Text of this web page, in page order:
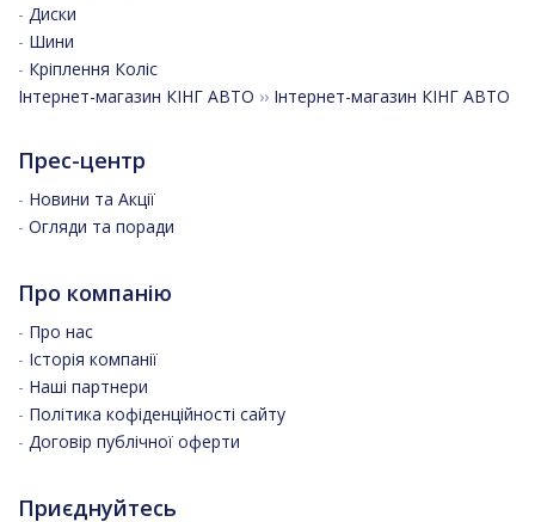
- Диски
- Шини
- Кріплення Коліс
Інтернет-магазин КІНГ АВТО ›› Інтернет-магазин КІНГ АВТО
Прес-центр
- Новини та Акції
- Огляди та поради
Про компанію
- Про нас
- Історія компанії
- Наші партнери
- Політика кофіденційності сайту
- Договір публічної оферти
Приєднуйтесь